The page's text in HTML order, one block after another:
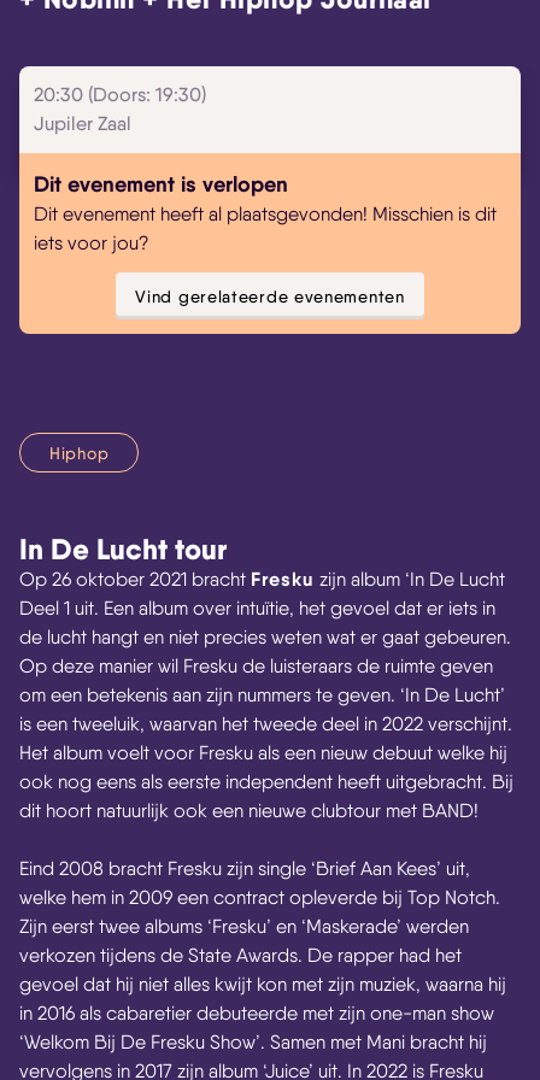
20:30 (Doors: 19:30)
Jupiler Zaal
Dit evenement is verlopen
Dit evenement heeft al plaatsgevonden! Misschien is dit
iets voor jou?
Vind gerelateerde evenementen
Hiphop
In De Lucht tour
Op 26 oktober 2021 bracht Freskuzijn album ‘In De Lucht
Deel 1 uit. Een album over intuïtie, het gevoel dat er iets in
de lucht hangt en niet precies weten wat er gaat gebeuren.
Op deze manier wil Fresku de luisteraars de ruimte geven
om een betekenis aan zijn nummers te geven. ‘In De Lucht’
is een tweeluik, waarvan het tweede deel in 2022 verschijnt.
Het album voelt voor Fresku als een nieuw debuut welke hij
ook nog eens als eerste independent heeft uitgebracht. Bij
dit hoort natuurlijk ook een nieuwe clubtour met BAND!
Eind 2008 bracht Fresku zijn single ‘Brief Aan Kees’ uit,
welke hem in 2009 een contract opleverde bij Top Notch.
Zijn eerst twee albums ‘Fresku’ en ‘Maskerade’ werden
verkozen tijdens de State Awards. De rapper had het
gevoel dat hij niet alles kwijt kon met zijn muziek, waarna hij
in 2016 als cabaretier debuteerde met zijn one-man show
‘Welkom Bij De Fresku Show’. Samen met Mani bracht hij
vervolgens in 2017 zijn album ‘Juice’ uit. In 2022 is Fresku